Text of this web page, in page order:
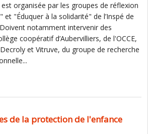
organisée par les groupes de réflexion
et "Éduquer à la solidarité" de l’Inspé de
notamment intervenir des
coopératif d’Aubervilliers, de l'OCCE,
et Vitruve, du groupe de recherche
de la protection de l'enfance